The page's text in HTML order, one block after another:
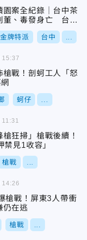
園案全紀錄｜台中茶
董、毒發身亡 台灣
金牌特派 台中
槍戰！剖蚵工人「怒
蚵仔
15:37
狂掃」槍戰後續！
見1收容」
槍戰
槍戰！屏東3人帶衝
在逃
槍戰
14:26